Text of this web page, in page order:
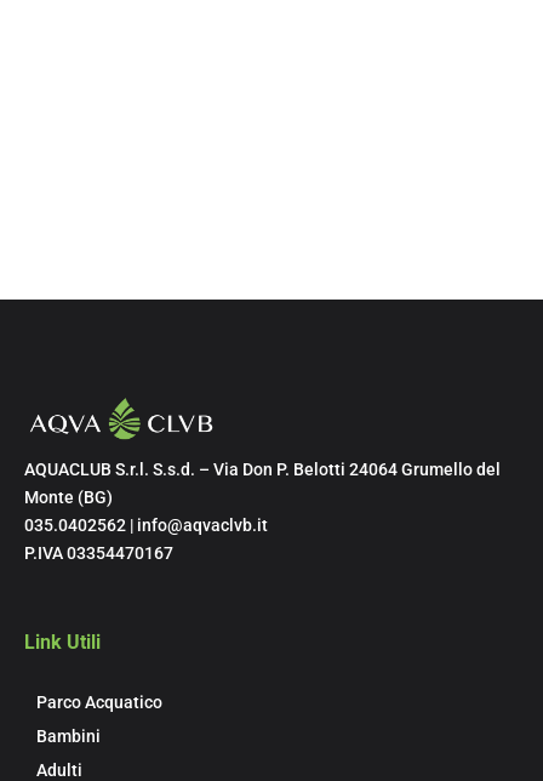
AQUACLUB S.r.l. S.s.d. – Via Don P. Belotti 24064 Grumello del
Monte (BG)
035.0402562 | info@aqvaclvb.it
P.IVA 03354470167
Link Utili
Parco Acquatico
Bambini
Adulti